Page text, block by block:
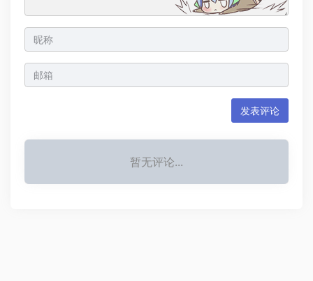
发表评论
暂无评论...